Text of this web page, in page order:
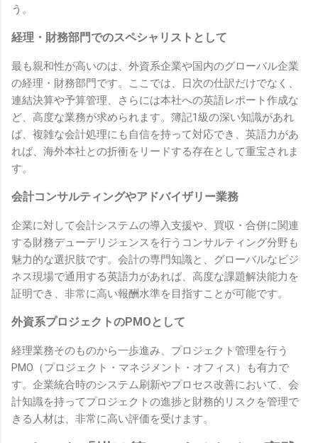
う。
経理・財務部門でのスペシャリストとして
最も親和性が高いのは、外資系企業や国内のグローバル企業
の経理・財務部門です。ここでは、日次の仕訳だけでなく、
連結決算や予算管理、さらには本社への英語レポート作成な
ど、高度な業務が求められます。簿記1級の深い知識があれ
ば、複雑な会計処理にも自信を持って対応でき、英語力があ
れば、海外本社との折衝をリードする存在として重宝されま
す。
会計コンサルティングやアドバイザリー業務
企業に対して会計システムの導入支援や、買収・合併に関連
する財務デューデリジェンスを行うコンサルティング分野も
魅力的な選択肢です。会計の専門知識と、グローバルなビジ
ネス現場で通用する英語力があれば、高度な課題解決能力を
証明でき、非常に高い報酬水準を目指すことが可能です。
外資系プロジェクトのPMOとして
経理業務そのものから一歩進み、プロジェクト管理を行う
PMO（プロジェクト・マネジメント・オフィス）も有力で
す。企業統合時のシステム刷新やプロセス改善において、会
計知識を持ってプロジェクトの進捗と財務的リスクを管理で
きる人材は、非常に高い評価を受けます。